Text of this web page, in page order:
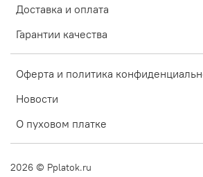
Доставка и оплата
Гарантии качества
Оферта и политика
Новости
О пуховом платке
2026 © Pplatok.ru